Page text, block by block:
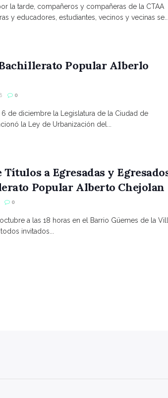
la tarde, compañeros y compañeras de la CTAA
y educadores, estudiantes, vecinos y vecinas se...
Popular Alberlo
0
6 de diciembre la Legislatura de la Ciudad de
la Ley de Urbanización del...
Títulos a Egresadas y
Popular Alberto Chejolan
0
a las 18 horas en el Barrio Güemes de la
invitados...